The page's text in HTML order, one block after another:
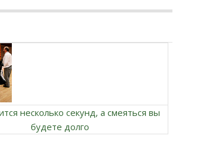
несколько секунд, а смеяться вы
будете долго